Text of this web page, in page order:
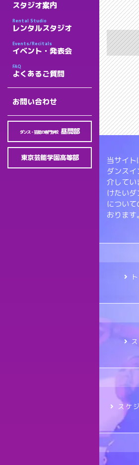
スタジオ案内
Rental Studio
レンタルスタジオ
Events/Recitals
イベント・発表会
FAQ
よくあるご質問
お問い合わせ
ダンス・芸能の専門学校 昼間部
東京芸能学園高等部
当サイ
ダンス
介してい
けたい
につい
おります。
スケ